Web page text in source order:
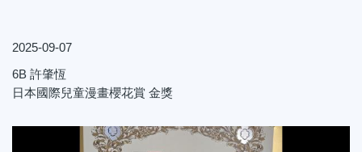
2025-09-07
6B 許肇恆
日本國際兒童漫畫櫻花賞 金獎